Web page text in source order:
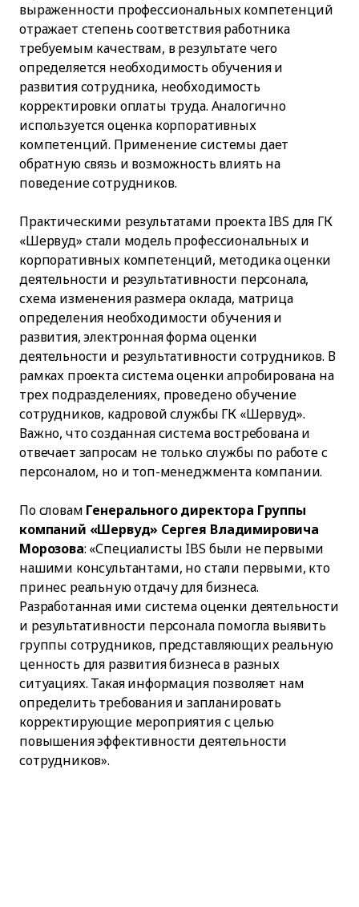
выраженности профессиональных компетенций
отражает степень соответствия работника
требуемым качествам, в результате чего
определяется необходимость обучения и
развития сотрудника, необходимость
корректировки оплаты труда. Аналогично
используется оценка корпоративных
компетенций. Применение системы дает
обратную связь и возможность влиять на
поведение сотрудников.
Практическими результатами проекта IBS для ГК
«Шервуд» стали модель профессиональных и
корпоративных компетенций, методика оценки
деятельности и результативности персонала,
схема изменения размера оклада, матрица
определения необходимости обучения и
развития, электронная форма оценки
деятельности и результативности сотрудников. В
рамках проекта система оценки апробирована на
трех подразделениях, проведено обучение
сотрудников, кадровой службы ГК «Шервуд».
Важно, что созданная система востребована и
отвечает запросам не только службы по работе с
персоналом, но и топ-менеджмента компании.
По словам Генерального директора Группы
компаний «Шервуд» Сергея Владимировича
Морозова: «Специалисты IBS были не первыми
нашими консультантами, но стали первыми, кто
принес реальную отдачу для бизнеса.
Разработанная ими система оценки деятельности
и результативности персонала помогла выявить
группы сотрудников, представляющих реальную
ценность для развития бизнеса в разных
ситуациях. Такая информация позволяет нам
определить требования и запланировать
корректирующие мероприятия с целью
повышения эффективности деятельности
сотрудников».